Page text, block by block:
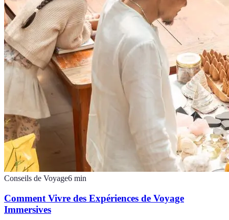
Conseils de Voyage6 min
Comment Vivre des Expériences de Voyage
Immersives